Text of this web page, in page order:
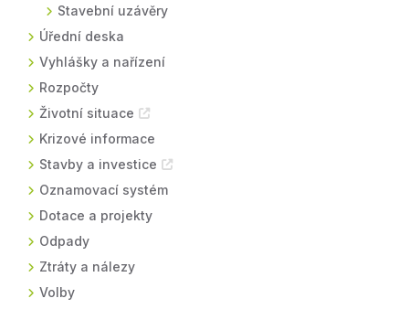
Stavební uzávěry
Úřední deska
Vyhlášky a nařízení
Rozpočty
Životní situace
Krizové informace
Stavby a investice
Oznamovací systém
Dotace a projekty
Odpady
Ztráty a nálezy
Volby